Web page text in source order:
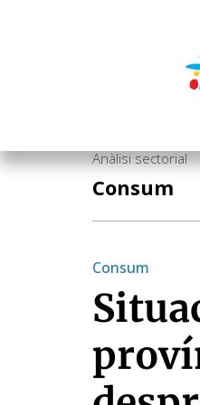
Anàlisi sectorial
Consum
Consum